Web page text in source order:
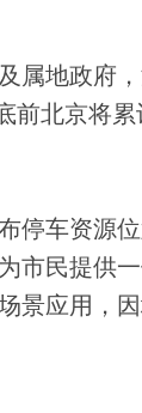
地政府，
前北京将
车资源位
市民提供
景应用，